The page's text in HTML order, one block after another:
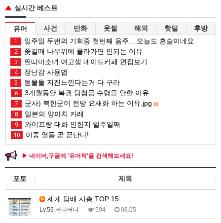
실시간 베스트
유머 사건 만화 웃썰 해외 핫딜 후방
1 일주일 두번의 기회중 첫번째 음주....오늘도 혼술이네요
2 쫒길때 나무위에 올라가면 안되는 이유
3 찐따미소녀 여고생 메이드카페 면접보기
4 장난감 사용법
5 동물들 지진느낀다는거 다 구라
6 3개월동안 복권 당첨금 수령을 안한 이유
7 군사) 북한군이 전방 요새화 하는 이유.jpg (1)
8 일본의 양아치 카레
9 와이프랑 대화 안한지 일주일째
10 이중 열돔 곧 끝난다!
▶ 네이버,구글에 '유머픽'을 검색해보세요!
포토 제목
세계 담배 시총 TOP 15
Lv.59 버디버디 594 08.05